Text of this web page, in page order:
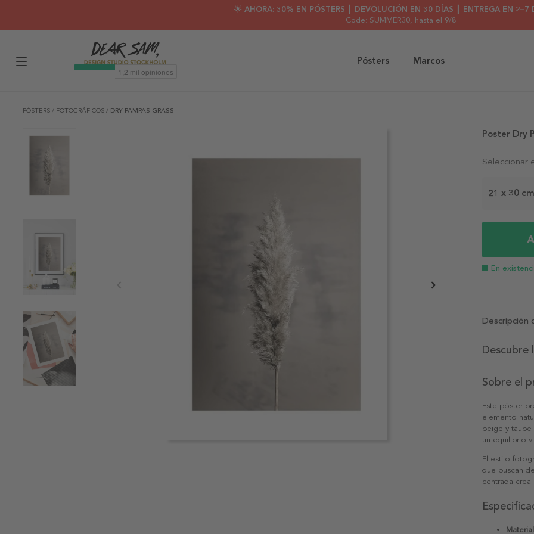
🌟 AHORA: 30% EN PÓSTERS ┃ DEVOLUCIÓN EN 30 DÍAS ┃ ENTREGA EN 2–7
Code: SUMMER30, hasta el 9/8
Pósters Marcos
PÓSTERS / FOTOGRÁFICOS / DRY PAMPAS GRASS
Seleccionar
21 x 30 cm
En
Poster Dry
Descripción
Descubre
Sobre el
Este póster
elemento
beige y
un equilibrio
El estilo
que buscan
centrada crea